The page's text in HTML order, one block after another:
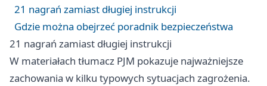
21 nagrań zamiast długiej instrukcji
Gdzie można obejrzeć poradnik bezpieczeństwa
21 nagrań zamiast długiej instrukcji
W materiałach tłumacz PJM pokazuje najważniejsze
zachowania w kilku typowych sytuacjach zagrożenia.